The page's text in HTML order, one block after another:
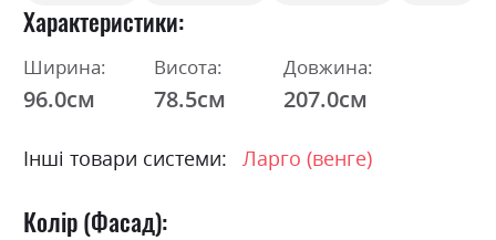
Характеристики
Ширина:
96.0см
Висота:
78.5см
Довжина:
207.0см
Інші товари системи: Ларго (венге)
Колір (Фасад):